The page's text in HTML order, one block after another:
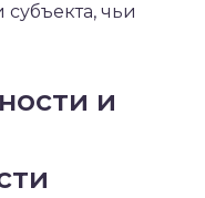
чьи
и